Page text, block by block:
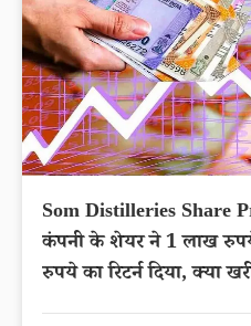
Som Distilleries Share
कंपनी के शेयर ने 1 लाख
रुपये का रिटर्न दिया, क्या